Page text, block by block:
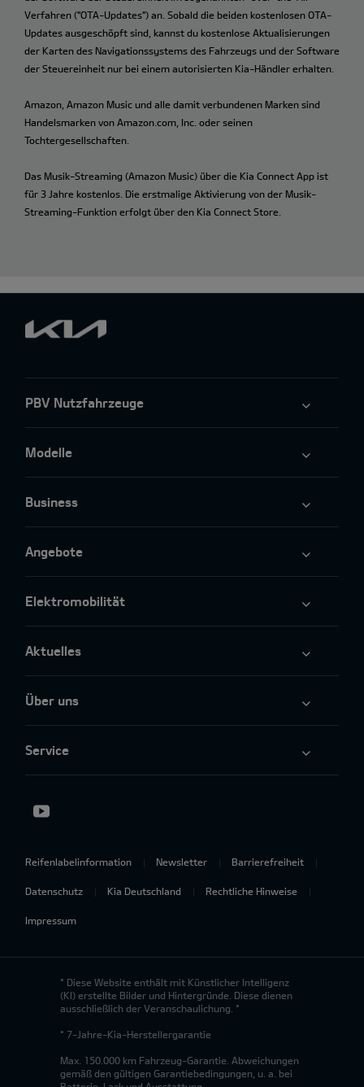
Verfahren ("OTA-Updates") an. Sobald die beiden kostenlosen OTA-
Updates ausgeschöpft sind, kannst du kostenlose Aktualisierungen
der Karten des Navigationssystems des Fahrzeugs und der Software
der Steuereinheit nur bei einem autorisierten Kia-Händler erhalten.
Amazon, Amazon Music und alle damit verbundenen Marken sind
Handelsmarken von Amazon.com, Inc. oder seinen
Tochtergesellschaften.
Das Musik-Streaming (Amazon Music) über die Kia Connect App ist
für 3 Jahre kostenlos. Die erstmalige Aktivierung von der Musik-
Streaming-Funktion erfolgt über den Kia Connect Store.
PBV Nutzfahrzeuge
Modelle
Business
Angebote
Elektromobilität
Aktuelles
Über uns
Service
Reifenlabelinformation Newsletter Barrierefreiheit
Datenschutz Kia Deutschland Rechtliche Hinweise
Impressum
* Diese Website enthält mit Künstlicher Intelligenz
(KI) erstellte Bilder und Hintergründe. Diese dienen
ausschließlich der Veranschaulichung. *
* 7-Jahre-Kia-Herstellergarantie
Max. 150.000 km Fahrzeug-Garantie. Abweichungen
gemäß den gültigen Garantiebedingungen, u. a. bei